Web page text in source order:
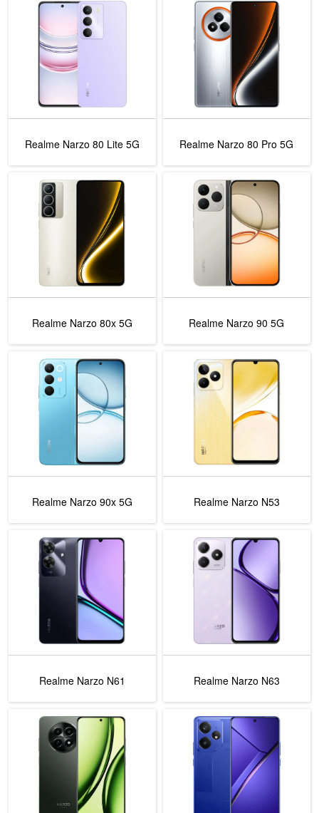
Realme Narzo 80 Lite 5G Realme Narzo 80 Pro 5G
Realme Narzo 80x 5G Realme Narzo 90 5G
Realme Narzo 90x 5G Realme Narzo N53
Realme Narzo N61 Realme Narzo N63